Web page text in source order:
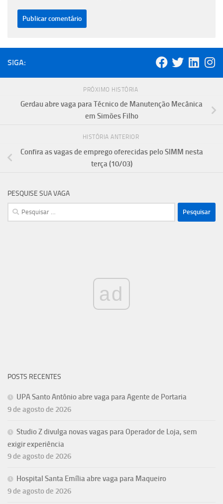
SIGA:
PRÓXIMO HISTÓRIA
Gerdau abre vaga para Técnico de Manutenção Mecânica
em Simões Filho
HISTÓRIA ANTERIOR
Confira as vagas de emprego oferecidas pelo SIMM nesta
terça (10/03)
PESQUISE SUA VAGA
Pesquisar
por:
ad
POSTS RECENTES
UPA Santo Antônio abre vaga para Agente de Portaria
9 de agosto de 2026
Studio Z divulga novas vagas para Operador de Loja, sem
exigir experiência
9 de agosto de 2026
Hospital Santa Emília abre vaga para Maqueiro
9 de agosto de 2026